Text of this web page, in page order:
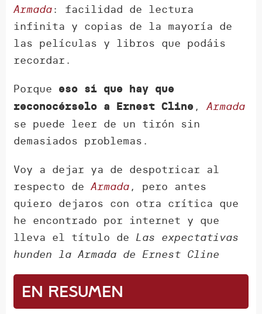
Armada: facilidad de lectura
infinita y copias de la mayoría de
las películas y libros que podáis
recordar.
Porque eso sí que hay que
reconocérselo a Ernest Cline ,Armada
se puede leer de un tirón sin
demasiados problemas.
Voy a dejar ya de despotricar al
respecto deArmada, pero antes
quiero dejaros con otra crítica que
he encontrado por internet y que
lleva el título de Las expectativas
hunden la Armada de Ernest Cline
En resumen